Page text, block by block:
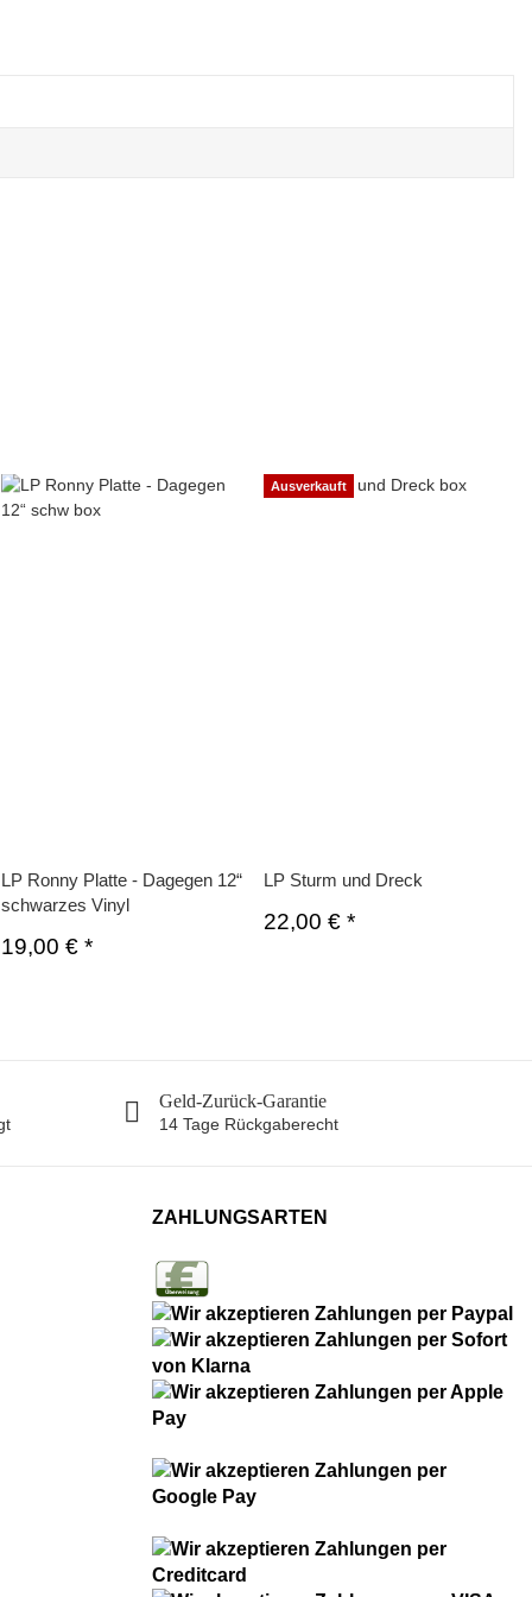
LP Ronny Platte - Dagegen 12“
schwarzes Vinyl
19,00 €*
Ausverkauft
LP Sturm und Dreck
22,00 € *
Geld-Zurück-Garantie
14 Tage Rückgaberecht
ZAHLUNGSARTEN